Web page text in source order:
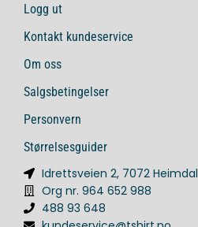
Logg ut
Kontakt kundeservice
Om oss
Salgsbetingelser
Personvern
Størrelsesguider
Idrettsveien 2, 7072 Heimdal
Org nr. 964 652 988
488 93 648